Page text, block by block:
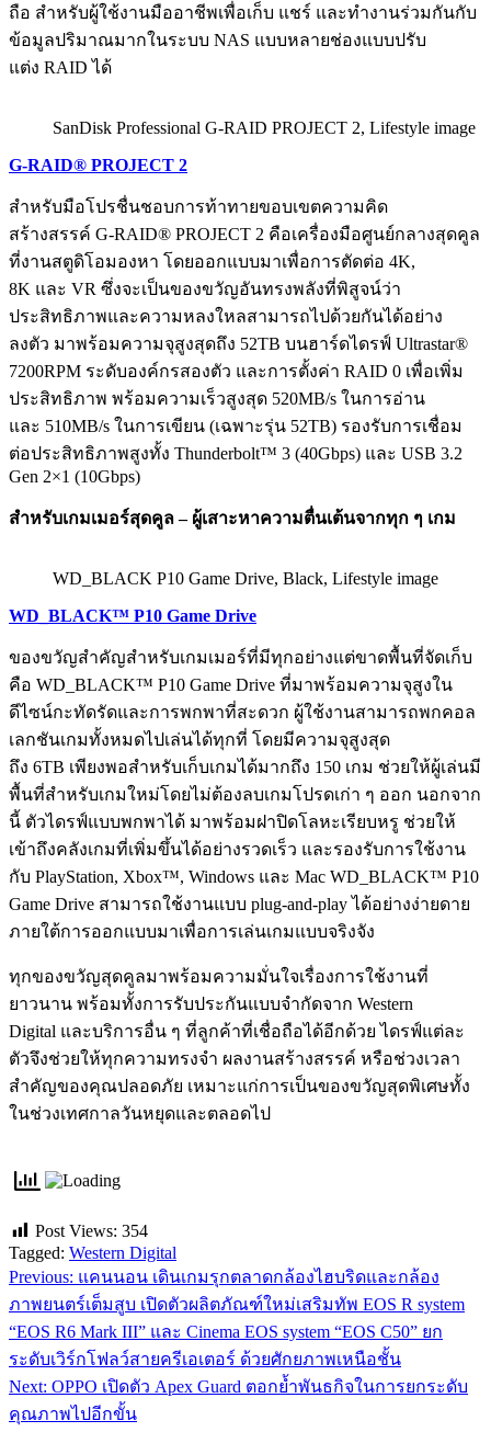
ถือ สำหรับผู้ใช้งานมืออาชีพเพื่อเก็บ แชร์ และทำงานร่วมกันกับ
ข้อมูลปริมาณมากในระบบ NAS แบบหลายช่องแบบปรับ
แต่ง RAID ได้
SanDisk Professional G-RAID PROJECT 2, Lifestyle image
G-RAID® PROJECT 2
สำหรับมือโปรชื่นชอบการท้าทายขอบเขตความคิด
สร้างสรรค์ G-RAID® PROJECT 2 คือเครื่องมือศูนย์กลางสุดคูล
ที่งานสตูดิโอมองหา โดยออกแบบมาเพื่อการตัดต่อ 4K,
8K และ VR ซึ่งจะเป็นของขวัญอันทรงพลังที่พิสูจน์ว่า
ประสิทธิภาพและความหลงใหลสามารถไปด้วยกันได้อย่าง
ลงตัว มาพร้อมความจุสูงสุดถึง 52TB บนฮาร์ดไดรฟ์ Ultrastar®
7200RPM ระดับองค์กรสองตัว และการตั้งค่า RAID 0 เพื่อเพิ่ม
ประสิทธิภาพ พร้อมความเร็วสูงสุด 520MB/s ในการอ่าน
และ 510MB/s ในการเขียน (เฉพาะรุ่น 52TB) รองรับการเชื่อม
ต่อประสิทธิภาพสูงทั้ง Thunderbolt™ 3 (40Gbps) และ USB 3.2
Gen 2×1 (10Gbps)
สำหรับเกมเมอร์สุดคูล – ผู้เสาะหาความตื่นเต้นจากทุก ๆ เกม
WD_BLACK P10 Game Drive, Black, Lifestyle image
WD_BLACK™ P10 Game Drive
ของขวัญสำคัญสำหรับเกมเมอร์ที่มีทุกอย่างแต่ขาดพื้นที่จัดเก็บ
คือ WD_BLACK™ P10 Game Drive ที่มาพร้อมความจุสูงใน
ดีไซน์กะทัดรัดและการพกพาที่สะดวก ผู้ใช้งานสามารถพกคอล
เลกชันเกมทั้งหมดไปเล่นได้ทุกที่ โดยมีความจุสูงสุด
ถึง 6TB เพียงพอสำหรับเก็บเกมได้มากถึง 150 เกม ช่วยให้ผู้เล่นมี
พื้นที่สำหรับเกมใหม่โดยไม่ต้องลบเกมโปรดเก่า ๆ ออก นอกจาก
นี้ ตัวไดรฟ์แบบพกพาได้ มาพร้อมฝาปิดโลหะเรียบหรู ช่วยให้
เข้าถึงคลังเกมที่เพิ่มขึ้นได้อย่างรวดเร็ว และรองรับการใช้งาน
กับ PlayStation, Xbox™, Windows และ Mac WD_BLACK™ P10
Game Drive สามารถใช้งานแบบ plug-and-play ได้อย่างง่ายดาย
ภายใต้การออกแบบมาเพื่อการเล่นเกมแบบจริงจัง
ทุกของขวัญสุดคูลมาพร้อมความมั่นใจเรื่องการใช้งานที่
ยาวนาน พร้อมทั้งการรับประกันแบบจำกัดจาก Western
Digital และบริการอื่น ๆ ที่ลูกค้าที่เชื่อถือได้อีกด้วย ไดรฟ์แต่ละ
ตัวจึงช่วยให้ทุกความทรงจำ ผลงานสร้างสรรค์ หรือช่วงเวลา
สำคัญของคุณปลอดภัย เหมาะแก่การเป็นของขวัญสุดพิเศษทั้ง
ในช่วงเทศกาลวันหยุดและตลอดไป
Post Views: 354
Tagged: Western Digital
แนะแนว
เรื่อง
Previous: แคนนอน เดินเกมรุกตลาดกล้องไฮบริดและกล้อง
ภาพยนตร์เต็มสูบ เปิดตัวผลิตภัณฑ์ใหม่เสริมทัพ EOS R system
“EOS R6 Mark III” และ Cinema EOS system “EOS C50” ยก
ระดับเวิร์กโฟลว์สายครีเอเตอร์ ด้วยศักยภาพเหนือชั้น
Next: OPPO เปิดตัว Apex Guard ตอกย้ำพันธกิจในการยกระดับ
คุณภาพไปอีกขั้น